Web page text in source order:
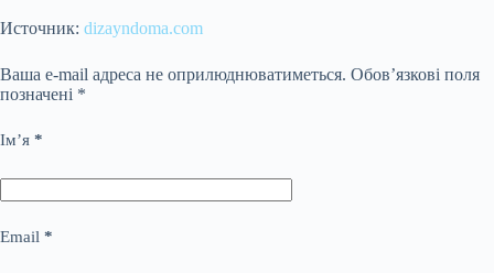
Источник: dizayndoma.com
Ваша e-mail адреса не оприлюднюватиметься. Обов’язкові поля
позначені *
Ім’я *
Email *